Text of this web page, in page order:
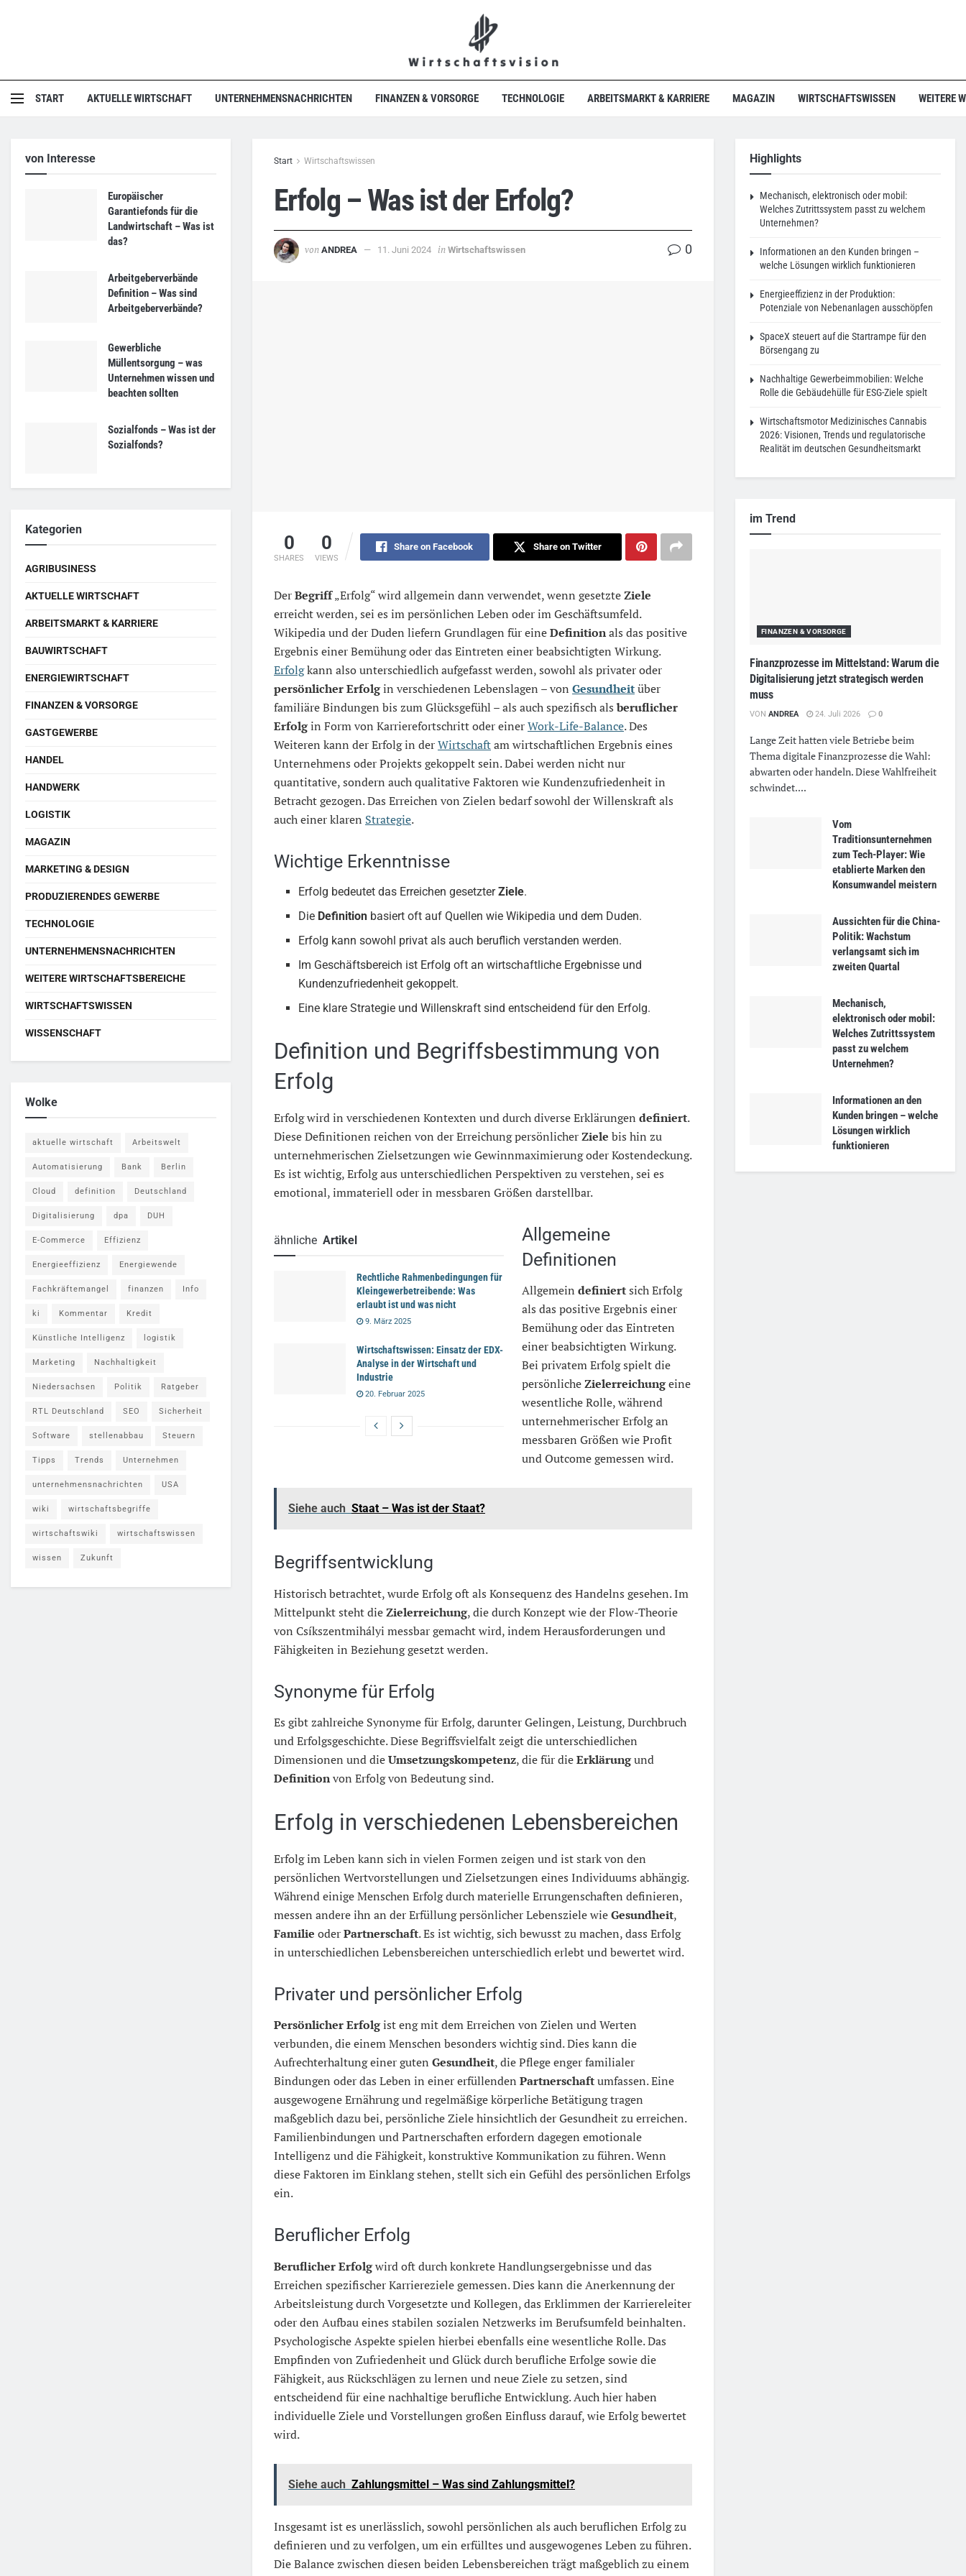
START AKTUELLE WIRTSCHAFT UNTERNEHMENSNACHRICHTEN FINANZEN & VORSORGE TECHNOLOGIE ARBEITSMARKT & KARRIERE MAGAZIN WIRTSCHAFTSWISSEN WEITERE
Start Wirtschaftswissen
Erfolg – Was ist der Erfolg?
von ANDREA 11. Juni 2024 in Wirtschaftswissen 0
0
SHARES
0
VIEWS
Share on Facebook Share on Twitter
DerBegriff„Erfolg“ wird allgemein dann verwendet, wenn gesetzteZiele
erreicht werden, sei es im persönlichen Leben oder im Geschäftsumfeld.
Wikipedia und der Duden liefern Grundlagen für eineDefinitionals das positive
Ergebnis einer Bemühung oder das Eintreten einer beabsichtigten Wirkung.
Erfolgkann also unterschiedlich aufgefasst werden, sowohl als privater oder
persönlicher Erfolgin verschiedenen Lebenslagen – von Gesundheitüber
familiäre Bindungen bis zum Glücksgefühl – als auch spezifisch alsberuflicher
Erfolgin Form von Karrierefortschritt oder einerWork-Life-Balance. Des
Weiteren kann der Erfolg in derWirtschaftam wirtschaftlichen Ergebnis eines
Unternehmens oder Projekts gekoppelt sein. Dabei werden nicht nur
quantitative, sondern auch qualitative Faktoren wie Kundenzufriedenheit in
Betracht gezogen. Das Erreichen von Zielen bedarf sowohl der Willenskraft als
auch einer klaren Strategie.
Wichtige Erkenntnisse
Erfolg bedeutet das Erreichen gesetzterZiele.
Die Definition basiert oft auf Quellen wie Wikipedia und dem Duden.
Erfolg kann sowohl privat als auch beruflich verstanden werden.
Im Geschäftsbereich ist Erfolg oft an wirtschaftliche Ergebnisse und
Kundenzufriedenheit gekoppelt.
Eine klare Strategie und Willenskraft sind entscheidend für den Erfolg.
Definition und Begriffsbestimmung von
Erfolg
Erfolg wird in verschiedenen Kontexten und durch diverse Erklärungen definiert.
Diese Definitionen reichen von der Erreichung persönlicherZiele bis hin zu
unternehmerischen Zielsetzungen wie Gewinnmaximierung oder Kostendeckung.
Es ist wichtig, Erfolg aus unterschiedlichen Perspektiven zu verstehen, sei es
emotional, immateriell oder in messbaren Größen darstellbar.
ähnliche Artikel
Rechtliche Rahmenbedingungen für
Kleingewerbetreibende: Was
erlaubt ist und was nicht
9. März 2025
Wirtschaftswissen: Einsatz der EDX-
Analyse in der Wirtschaft und
Industrie
20. Februar 2025
Allgemeine
Definitionen
Allgemein definiertsich Erfolg
als das positive Ergebnis einer
Bemühung oder das Eintreten
einer beabsichtigten Wirkung.
Bei privatem Erfolg spielt die
persönlicheZielerreichungeine
wesentliche Rolle, während
unternehmerischer Erfolg an
messbaren Größen wie Profit
und Outcome gemessen wird.
Siehe auch Staat – Was ist der Staat?
Begriffsentwicklung
Historisch betrachtet, wurde Erfolg oft als Konsequenz des Handelns gesehen. Im
Mittelpunkt steht dieZielerreichung, die durch Konzept wie der Flow-Theorie
von Csíkszentmihályi messbar gemacht wird, indem Herausforderungen und
Fähigkeiten in Beziehung gesetzt werden.
Synonyme für Erfolg
Es gibt zahlreiche Synonyme für Erfolg, darunter Gelingen, Leistung, Durchbruch
und Erfolgsgeschichte. Diese Begriffsvielfalt zeigt die unterschiedlichen
Dimensionen und dieUmsetzungskompetenz, die für dieErklärungund
Definitionvon Erfolg von Bedeutung sind.
Erfolg in verschiedenen Lebensbereichen
Erfolg im Leben kann sich in vielen Formen zeigen und ist stark von den
persönlichen Wertvorstellungen und Zielsetzungen eines Individuums abhängig.
Während einige Menschen Erfolg durch materielle Errungenschaften definieren,
messen andere ihn an der Erfüllung persönlicher Lebensziele wieGesundheit,
Familie oderPartnerschaft. Es ist wichtig, sich bewusst zu machen, dass Erfolg
in unterschiedlichen Lebensbereichen unterschiedlich erlebt und bewertet wird.
Privater und persönlicher Erfolg
Persönlicher Erfolgist eng mit dem Erreichen von Zielen und Werten
verbunden, die einem Menschen besonders wichtig sind. Dies kann die
Aufrechterhaltung einer guten Gesundheit, die Pflege enger familialer
Bindungen oder das Leben in einer erfüllenden Partnerschaftumfassen. Eine
ausgewogene Ernährung und regelmäßige körperliche Betätigung tragen
maßgeblich dazu bei, persönliche Ziele hinsichtlich der Gesundheit zu erreichen.
Familienbindungen und Partnerschaften erfordern dagegen emotionale
Intelligenz und die Fähigkeit, konstruktive Kommunikation zu führen. Wenn
diese Faktoren im Einklang stehen, stellt sich ein Gefühl des persönlichen Erfolgs
ein.
Beruflicher Erfolg
Beruflicher Erfolgwird oft durch konkrete Handlungsergebnisse und das
Erreichen spezifischer Karriereziele gemessen. Dies kann die Anerkennung der
Arbeitsleistung durch Vorgesetzte und Kollegen, das Erklimmen der Karriereleiter
oder den Aufbau eines stabilen sozialen Netzwerks im Berufsumfeld beinhalten.
Psychologische Aspekte spielen hierbei ebenfalls eine wesentliche Rolle. Das
Empfinden von Zufriedenheit und Glück durch berufliche Erfolge sowie die
Fähigkeit, aus Rückschlägen zu lernen und neue Ziele zu setzen, sind
entscheidend für eine nachhaltige berufliche Entwicklung. Auch hier haben
individuelle Ziele und Vorstellungen großen Einfluss darauf, wie Erfolg bewertet
wird.
Siehe auch Zahlungsmittel – Was sind Zahlungsmittel?
Insgesamt ist es unerlässlich, sowohl persönlichen als auch beruflichen Erfolg zu
definieren und zu verfolgen, um ein erfülltes und ausgewogenes Leben zu führen.
Die Balance zwischen diesen beiden Lebensbereichen trägt maßgeblich zu einem
von Interesse
Europäischer
Garantiefonds für die
Landwirtschaft – Was ist
das?
Arbeitgeberverbände
Definition – Was sind
Arbeitgeberverbände?
Gewerbliche
Müllentsorgung – was
Unternehmen wissen und
beachten sollten
Sozialfonds – Was ist der
Sozialfonds?
Kategorien
AGRIBUSINESS
AKTUELLE WIRTSCHAFT
ARBEITSMARKT & KARRIERE
BAUWIRTSCHAFT
ENERGIEWIRTSCHAFT
FINANZEN & VORSORGE
GASTGEWERBE
HANDEL
HANDWERK
LOGISTIK
MAGAZIN
MARKETING & DESIGN
PRODUZIERENDES GEWERBE
TECHNOLOGIE
UNTERNEHMENSNACHRICHTEN
WEITERE WIRTSCHAFTSBEREICHE
WIRTSCHAFTSWISSEN
WISSENSCHAFT
Wolke
aktuelle wirtschaft Arbeitswelt
Automatisierung Bank Berlin
Cloud definition Deutschland
Digitalisierung dpa DUH
E-Commerce Effizienz
Energieeffizienz Energiewende
Fachkräftemangel finanzen Info
ki Kommentar Kredit
Künstliche Intelligenz logistik
Marketing Nachhaltigkeit
Niedersachsen Politik Ratgeber
RTL Deutschland SEO Sicherheit
Software stellenabbau Steuern
Tipps Trends Unternehmen
unternehmensnachrichten USA
wiki wirtschaftsbegriffe
wirtschaftswiki wirtschaftswissen
wissen Zukunft
Highlights
Mechanisch, elektronisch oder mobil:
Welches Zutrittssystem passt zu welchem
Unternehmen?
Informationen an den Kunden bringen –
welche Lösungen wirklich funktionieren
Energieeffizienz in der Produktion:
Potenziale von Nebenanlagen ausschöpfen
SpaceX steuert auf die Startrampe für den
Börsengang zu
Nachhaltige Gewerbeimmobilien: Welche
Rolle die Gebäudehülle für ESG-Ziele spielt
Wirtschaftsmotor Medizinisches Cannabis
2026: Visionen, Trends und regulatorische
Realität im deutschen Gesundheitsmarkt
im Trend
FINANZEN & VORSORGE
Finanzprozesse im Mittelstand: Warum die
Digitalisierung jetzt strategisch werden
muss
VON ANDREA 24. Juli 2026 0
Lange Zeit hatten viele Betriebe beim
Thema digitale Finanzprozesse die Wahl:
abwarten oder handeln. Diese Wahlfreiheit
schwindet....
Vom
Traditionsunternehmen
zum Tech-Player: Wie
etablierte Marken den
Konsumwandel meistern
Aussichten für die China-
Politik: Wachstum
verlangsamt sich im
zweiten Quartal
Mechanisch,
elektronisch oder mobil:
Welches Zutrittssystem
passt zu welchem
Unternehmen?
Informationen an den
Kunden bringen – welche
Lösungen wirklich
funktionieren